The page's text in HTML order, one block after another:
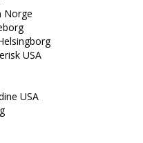
Norge
USA
USA